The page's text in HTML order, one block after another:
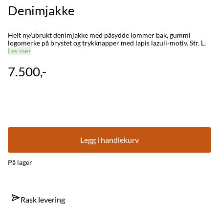
Denimjakke
Helt ny/ubrukt denimjakke med påsydde lommer bak, gummi
logomerke på brystet og trykknapper med lapis lazuli-motiv. Str. L.
Les mer
7.500,-
Legg i handlekurv
På lager
Rask levering